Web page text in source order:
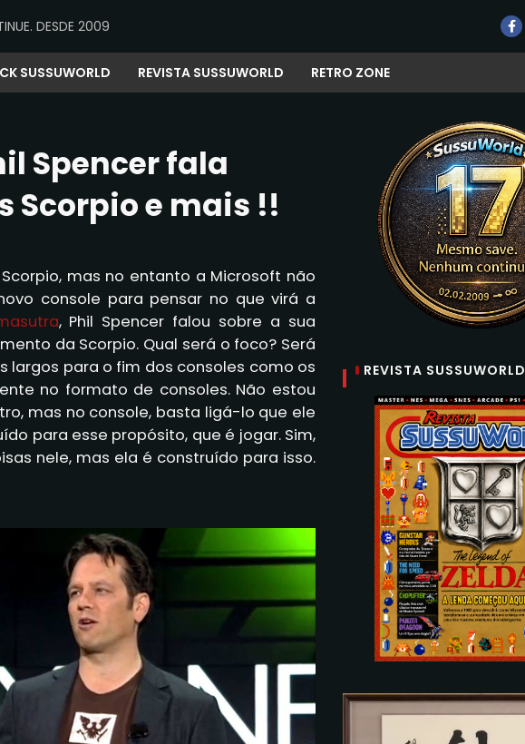
DESDE 2009
SUSSUWORLD REVISTA SUSSUWORLD RETRO ZONE
Spencer fala
Scorpio e mais !!
mas no entanto a Microsoft não
console para pensar no que virá a
, Phil Spencer falou sobre a sua
da Scorpio. Qual será o foco? Será
largos para o fim dos consoles como os
no formato de consoles. Não estou
mas no console, basta ligá-lo que ele
para esse propósito, que é jogar. Sim,
nele, mas ela é construído para isso.
REVISTA SUSSUWORLD